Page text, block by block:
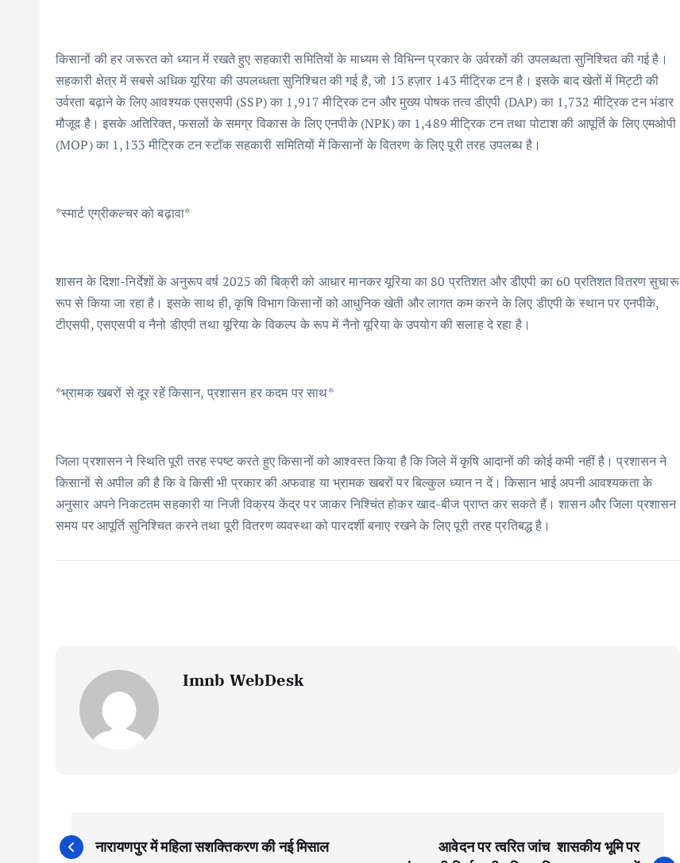
किसानों की हर जरूरत को ध्यान में रखते हुए सहकारी समितियों के माध्यम से विभिन्न प्रकार के उर्वरकों की उपलब्धता सुनिश्चित की गई है।
सहकारी क्षेत्र में सबसे अधिक यूरिया की उपलब्धता सुनिश्चित की गई है, जो 13 हज़ार 143 मीट्रिक टन है। इसके बाद खेतों में मिट्टी की
उर्वरता बढ़ाने के लिए आवश्यक एसएसपी (SSP) का 1,917 मीट्रिक टन और मुख्य पोषक तत्व डीएपी (DAP) का 1,732 मीट्रिक टन भंडार
मौजूद है। इसके अतिरिक्त, फसलों के समग्र विकास के लिए एनपीके (NPK) का 1,489 मीट्रिक टन तथा पोटाश की आपूर्ति के लिए एमओपी
(MOP) का 1,133 मीट्रिक टन स्टॉक सहकारी समितियों में किसानों के वितरण के लिए पूरी तरह उपलब्ध है।
*स्मार्ट एग्रीकल्चर को बढ़ावा*
शासन के दिशा-निर्देशों के अनुरूप वर्ष 2025 की बिक्री को आधार मानकर यूरिया का 80 प्रतिशत और डीएपी का 60 प्रतिशत वितरण सुचारू
रूप से किया जा रहा है। इसके साथ ही, कृषि विभाग किसानों को आधुनिक खेती और लागत कम करने के लिए डीएपी के स्थान पर एनपीके,
टीएसपी, एसएसपी व नैनो डीएपी तथा यूरिया के विकल्प के रूप में नैनो यूरिया के उपयोग की सलाह दे रहा है।
*भ्रामक खबरों से दूर रहें किसान, प्रशासन हर कदम पर साथ*
जिला प्रशासन ने स्थिति पूरी तरह स्पष्ट करते हुए किसानों को आश्वस्त किया है कि जिले में कृषि आदानों की कोई कमी नहीं है। प्रशासन ने
किसानों से अपील की है कि वे किसी भी प्रकार की अफवाह या भ्रामक खबरों पर बिल्कुल ध्यान न दें। किसान भाई अपनी आवश्यकता के
अनुसार अपने निकटतम सहकारी या निजी विक्रय केंद्र पर जाकर निश्चिंत होकर खाद-बीज प्राप्त कर सकते हैं। शासन और जिला प्रशासन
समय पर आपूर्ति सुनिश्चित करने तथा पूरी वितरण व्यवस्था को पारदर्शी बनाए रखने के लिए पूरी तरह प्रतिबद्ध है।
Imnb WebDesk
P
नारायणपुर में महिला सशक्तिकरण की नई मिसाल
आवेदन पर त्वरित जांच शासकीय भूमि पर